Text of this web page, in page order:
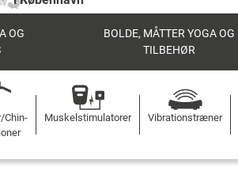
OG
BOLDE, MÅTTER YOGA OG
TILBEHØR
Chin-
Muskelstimulatorer Vibrationstræner